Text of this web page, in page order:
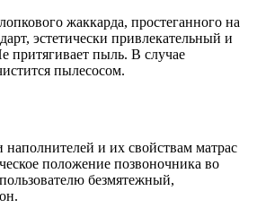
жаккарда, простеганного на
эстетически привлекательный и
притягивает пыль. В случае
пылесосом.
наполнителей и их свойствам матрас
положение позвоночника во
безмятежный,